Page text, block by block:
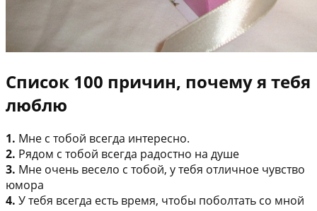
Список 100 причин, почему я тебя
люблю
1. Мне с тобой всегда интересно.
2. Рядом с тобой всегда радостно на душе
3. Мне очень весело с тобой, у тебя отличное чувство
юмора
4. У тебя всегда есть время, чтобы поболтать со мной